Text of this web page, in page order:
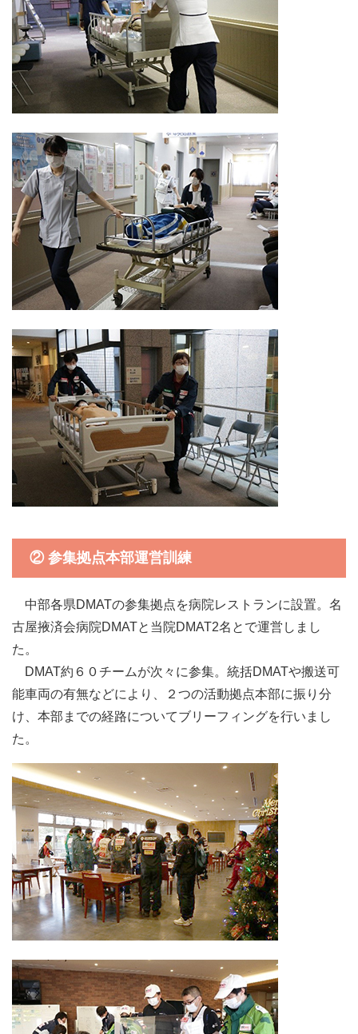
② 参集拠点本部運営訓練
中部各県DMATの参集拠点を病院レストランに設置。名
古屋掖済会病院DMATと当院DMAT2名とで運営しまし
た。
DMAT約６０チームが次々に参集。統括DMATや搬送可
能車両の有無などにより、２つの活動拠点本部に振り分
け、本部までの経路についてブリーフィングを行いまし
た。